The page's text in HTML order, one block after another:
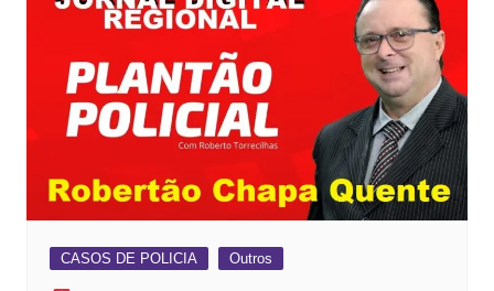
CASOS DE POLICIA Outros